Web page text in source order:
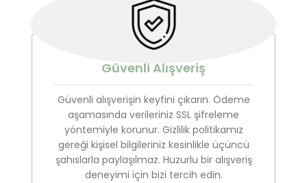
Güvenli Alışveriş
Güvenli alışverişin keyfini çıkarın. Ödeme
aşamasında verileriniz SSL şifreleme
yöntemiyle korunur. Gizlilik politikamız
gereği kişisel bilgileriniz kesinlikle üçüncü
şahıslarla paylaşılmaz. Huzurlu bir alışveriş
deneyimi için bizi tercih edin.